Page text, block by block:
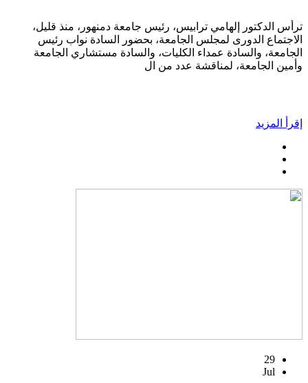
ترأس الدكتور إلهامي ترابيس، رئيس جامعة دمنهور، منذ قليل،
الاجتماع الدورى لمجلس الجامعة، بحضور السادة نواب رئيس
الجامعة، والسادة عمداء الكليات، والسادة مستشاري الجامعة
وأمين الجامعة، لمناقشة عدد من ال
إقرأ المزيد
29
Jul